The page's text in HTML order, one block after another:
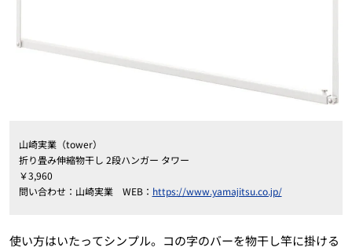
山崎実業（tower）
折り畳み伸縮物干し 2段ハンガー タワー
￥3,960
問い合わせ：山崎実業 WEB： https://www.yamajitsu.co.jp/
使い方はいたってシンプル。コの字のバーを物干し竿に掛ける